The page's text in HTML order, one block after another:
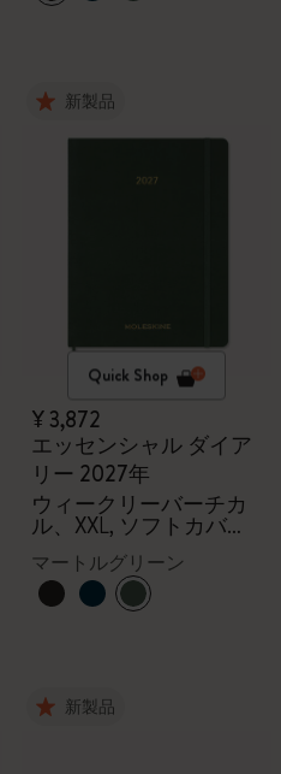
新製品
Quick Shop
¥ 3,872
エッセンシャル ダイア
リー 2027年
ウィークリーバーチカ
ル、XXL, ソフトカバー,
マートルグリーン
新製品